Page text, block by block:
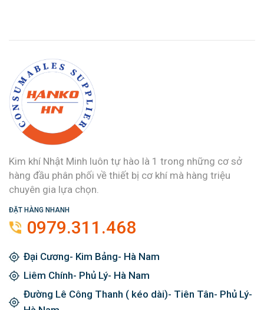
Kim khí Nhật Minh luôn tự hào là 1 trong những cơ sở
hàng đầu phân phối về thiết bị cơ khí mà hàng triệu
chuyên gia lựa chọn.
ĐẶT HÀNG NHANH
0979.311.468
Đại Cương- Kim Bảng- Hà Nam
Liêm Chính- Phủ Lý- Hà Nam
Đường Lê Công Thanh ( kéo dài)- Tiên Tân- Phủ Lý-